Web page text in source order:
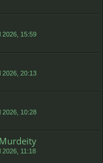
2026, 15:59
2026, 20:13
2026, 10:28
2026, 11:18